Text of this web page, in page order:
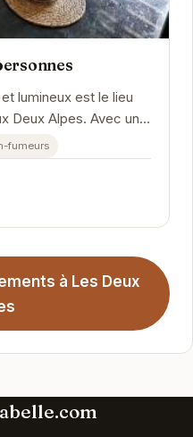
lumineux est le lieu
Deux Alpes. Avec une
il offre...
fumeurs
à Les Deux